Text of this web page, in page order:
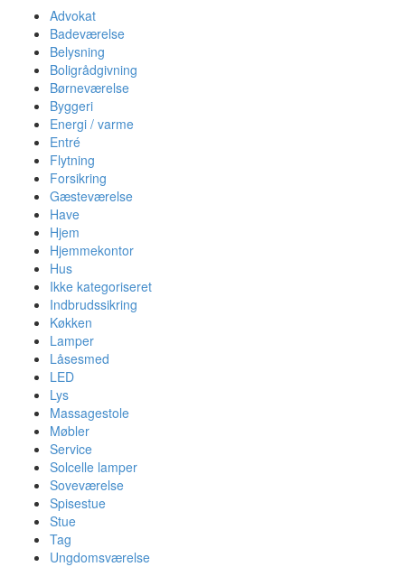
Advokat
Badeværelse
Belysning
Boligrådgivning
Børneværelse
Byggeri
Energi / varme
Entré
Flytning
Forsikring
Gæsteværelse
Have
Hjem
Hjemmekontor
Hus
Ikke kategoriseret
Indbrudssikring
Køkken
Lamper
Låsesmed
LED
Lys
Massagestole
Møbler
Service
Solcelle lamper
Soveværelse
Spisestue
Stue
Tag
Ungdomsværelse